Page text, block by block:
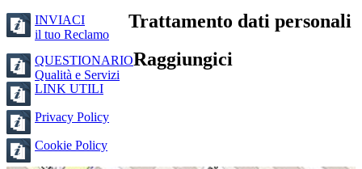
INVIACI
il tuo Reclamo
QUESTIONARIO
Qualità e Servizi
LINK UTILI
Trattamento dati personali
Privacy Policy
Cookie Policy
Raggiungici